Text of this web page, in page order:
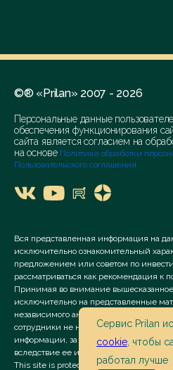
©® «Prilan» 2007 - 2026
Персональные данные
обеспечения функционирования
сайта является согласием на
на основе Политика обработки
Пользовательского соглашения
Вся представленная информация на
исключительно ознакомительный
предложением или советом по
рассматриваться как рекомендация к
Принимая во внимание
исключительно на представленные
независимого анализа. Сервис
сотрудники не несут ответственности
информации, за прямой или
вследствие ее использования.
This site is protected by reCAPTCHA and
Сервис Prilan
cookie , чтобы
работал лучше